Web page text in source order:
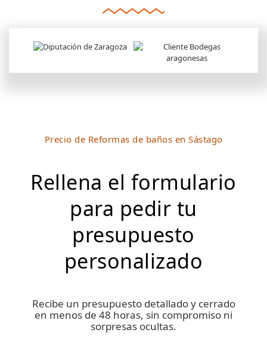
Precio de Reformas de baños en Sástago
Rellena el formulario
para pedir tu
presupuesto
personalizado
Recibe un presupuesto detallado y cerrado
en menos de 48 horas, sin compromiso ni
sorpresas ocultas.